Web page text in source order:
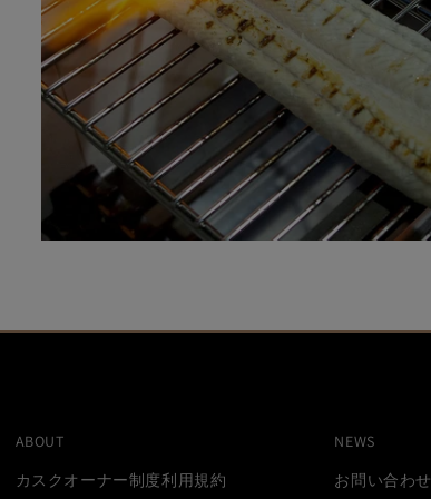
ABOUT
NEWS
カスクオーナー制度利用規約
お問い合わせ